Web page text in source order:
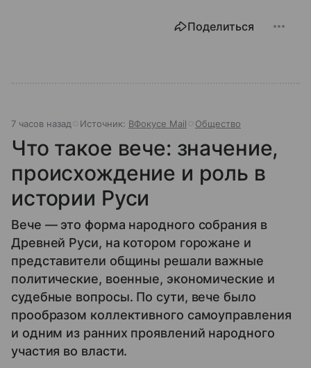
Поделиться
7 часов назад Источник: ВФокусе Mail Общество
Что такое вече: значение,
происхождение и роль в
истории Руси
Вече — это форма народного собрания в
Древней Руси, на котором горожане и
представители общины решали важные
политические, военные, экономические и
судебные вопросы. По сути, вече было
прообразом коллективного самоуправления
и одним из ранних проявлений народного
участия во власти.